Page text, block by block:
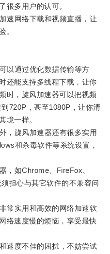
很多用户的认可。
网络下载和视频直播，让
。
通过优化数据传输等方
还能支持多线程下载，让你
时，旋风加速器可以把视频
720P，甚至1080P，让你清
境一样。
旋风加速器还有很多实用
和杀毒软件等系统设置，
如Chrome、FireFox、
担心与其它软件的不兼容问
实用和高效的网络加速软
络速度慢的烦恼，享受最快
度不佳的困扰，不妨尝试